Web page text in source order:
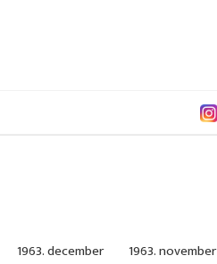
1963. december 1963. november